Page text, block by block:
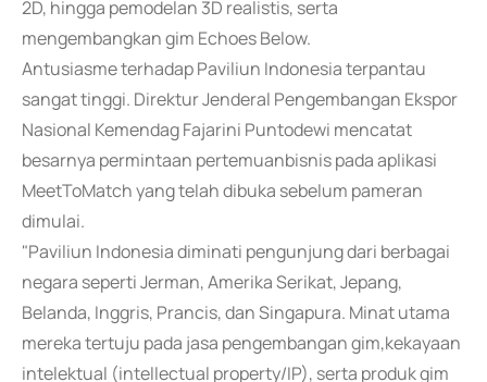
2D, hingga pemodelan 3D realistis, serta
mengembangkan gim Echoes Below.
Antusiasme terhadap Paviliun Indonesia terpantau
sangat tinggi. Direktur Jenderal Pengembangan Ekspor
Nasional Kemendag Fajarini Puntodewi mencatat
besarnya permintaan pertemuanbisnis pada aplikasi
MeetToMatch yang telah dibuka sebelum pameran
dimulai.
"Paviliun Indonesia diminati pengunjung dari berbagai
negara seperti Jerman, Amerika Serikat, Jepang,
Belanda, Inggris, Prancis, dan Singapura. Minat utama
mereka tertuju pada jasa pengembangan gim,kekayaan
intelektual (intellectual property/IP), serta produk gim